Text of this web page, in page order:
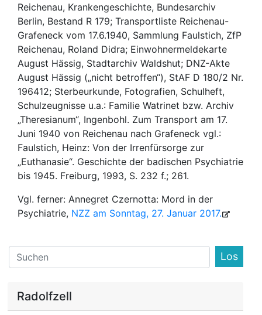
Reichenau, Krankengeschichte, Bundesarchiv
Berlin, Bestand R 179; Transportliste Reichenau-
Grafeneck vom 17.6.1940, Sammlung Faulstich, ZfP
Reichenau, Roland Didra; Einwohnermeldekarte
August Hässig, Stadtarchiv Waldshut; DNZ-Akte
August Hässig („nicht betroffen“), StAF D 180/2 Nr.
196412; Sterbeurkunde, Fotografien, Schulheft,
Schulzeugnisse u.a.: Familie Watrinet bzw. Archiv
„Theresianum“, Ingenbohl. Zum Transport am 17.
Juni 1940 von Reichenau nach Grafeneck vgl.:
Faulstich, Heinz: Von der Irrenfürsorge zur
„Euthanasie“. Geschichte der badischen Psychiatrie
bis 1945. Freiburg, 1993, S. 232 f.; 261.
Vgl. ferner: Annegret Czernotta: Mord in der
Psychiatrie, NZZ am Sonntag, 27. Januar 2017.
Find
Radolfzell